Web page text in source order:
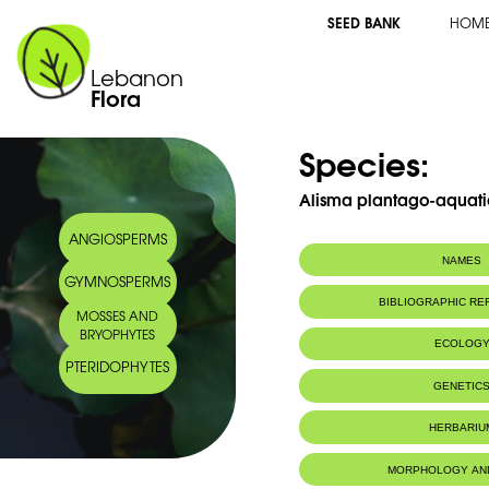
Lebanon
Flora
SEED BANK
ANGIOSPERMS
GYMNOSPERMS
MOSSES AND
BRYOPHYTES
PTERIDOPHYTES
Species:
Alisma plantago-
NAMES
Common name: Flûteau,
Arabic name: , أذن العنز
BIBLIOGRAPHIC
ECOLOGY
MORPHOLOGY